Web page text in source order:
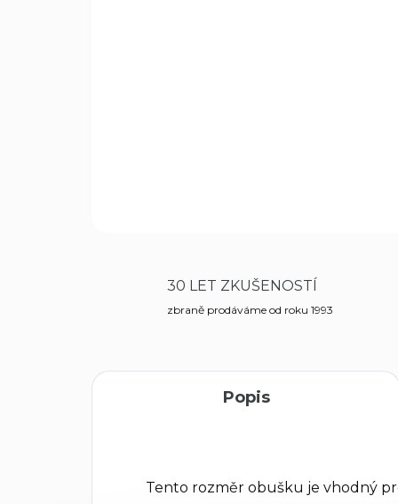
30 LET ZKUŠENOSTÍ
zbraně prodáváme od roku 1993
Popis
Tento rozměr obušku je vhodný